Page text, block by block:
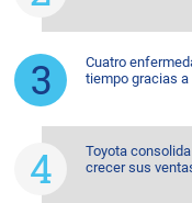
Cuatro
tiempo gracias
Toyota
crecer sus